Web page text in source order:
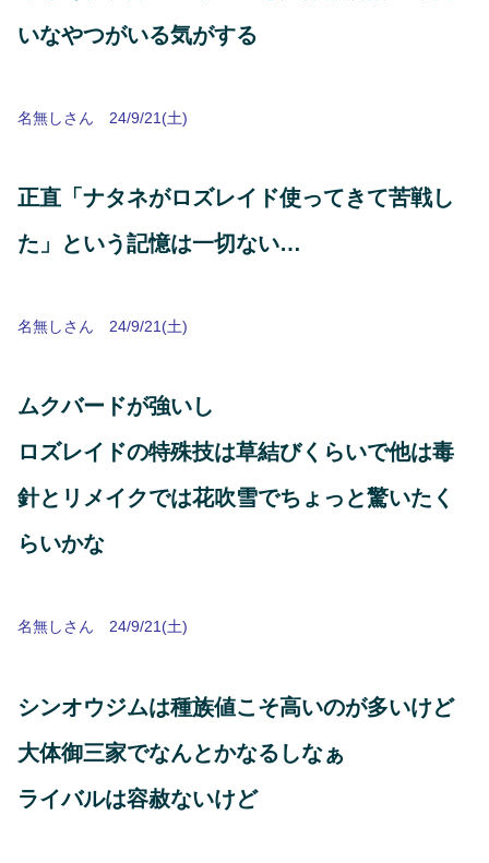
いなやつがいる気がする
名無しさん 24/9/21(土)
正直「ナタネがロズレイド使ってきて苦戦し
た」という記憶は一切ない…
名無しさん 24/9/21(土)
ムクバードが強いし
ロズレイドの特殊技は草結びくらいで他は毒
針とリメイクでは花吹雪でちょっと驚いたく
らいかな
名無しさん 24/9/21(土)
シンオウジムは種族値こそ高いのが多いけど
大体御三家でなんとかなるしなぁ
ライバルは容赦ないけど